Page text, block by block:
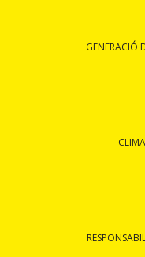
GENERACIÓ